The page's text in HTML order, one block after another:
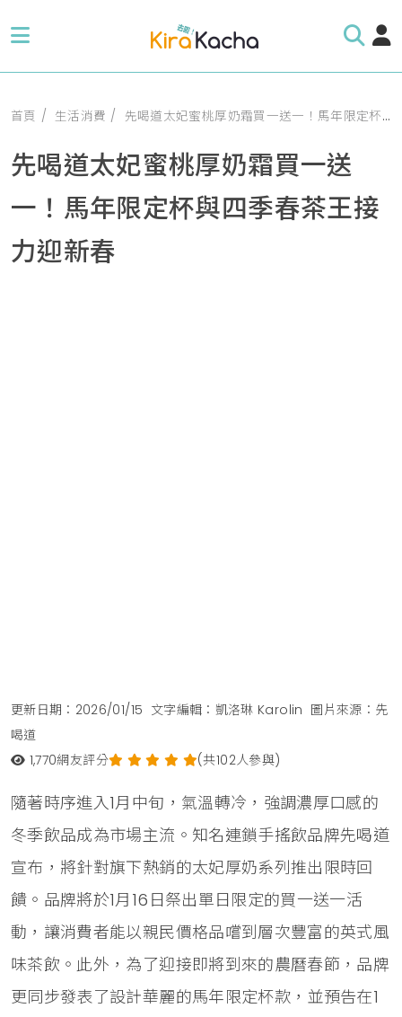
首頁 生活消費 先喝道太妃蜜桃厚奶霜買一送一！馬年限定杯與四季春茶王接力迎新春
先喝道太妃蜜桃厚奶霜買一送
一！馬年限定杯與四季春茶王接
力迎新春
更新日期：2026/01/15 文字編輯：凱洛琳 Karolin 圖片來源：先
喝道
1,770網友評分 (共102人參與)
隨著時序進入1月中旬，氣溫轉冷，強調濃厚口感的
冬季飲品成為市場主流。知名連鎖手搖飲品牌先喝道
宣布，將針對旗下熱銷的太妃厚奶系列推出限時回
饋。品牌將於1月16日祭出單日限定的買一送一活
動，讓消費者能以親民價格品嚐到層次豐富的英式風
味茶飲。此外，為了迎接即將到來的農曆春節，品牌
更同步發表了設計華麗的馬年限定杯款，並預告在1